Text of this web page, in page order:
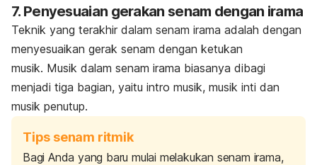
7. Penyesuaian gerakan senam dengan irama
Teknik yang terakhir dalam senam irama adalah dengan
menyesuaikan gerak senam dengan ketukan
musik. Musik dalam senam irama biasanya dibagi
menjadi tiga bagian, yaitu intro musik, musik inti dan
musik penutup.
Tips senam ritmik
Bagi Anda yang baru mulai melakukan senam irama,